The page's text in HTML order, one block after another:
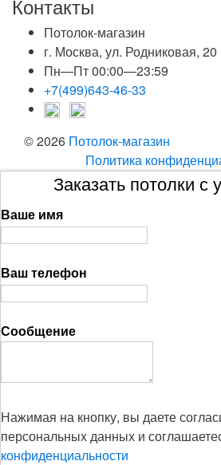
Контакты
Потолок-магазин
г. Москва, ул. Родниковая, 20
Пн—Пт 00:00—23:59
+7(499)643-46-33
© 2026 Потолок-магазин
Политика
Заказать потолки с
Ваше имя
Ваш телефон
Сообщение
Нажимая на кнопку, вы даете
персональных данных и
конфиденциальности